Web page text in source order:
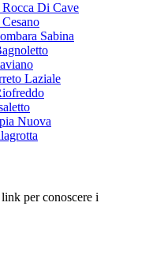
Di Cave
Sabina
Laziale
Nuova
per conoscere i